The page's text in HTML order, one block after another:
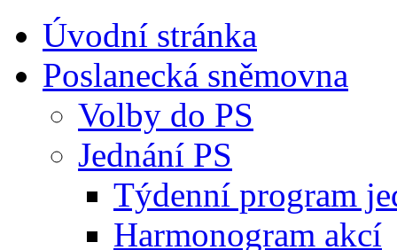
Úvodní stránka
Poslanecká sněmovna
Volby do PS
Jednání PS
Týdenní program
Harmonogram akcí